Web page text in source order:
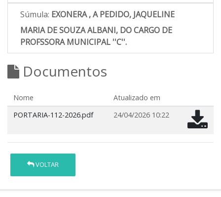
Súmula: EXONERA , A PEDIDO, JAQUELINE
MARIA DE SOUZA ALBANI, DO CARGO DE
PROFSSORA MUNICIPAL ''C''.
Documentos
Nome
Atualizado em
PORTARIA-112-2026.pdf
24/04/2026 10:22
VOLTAR